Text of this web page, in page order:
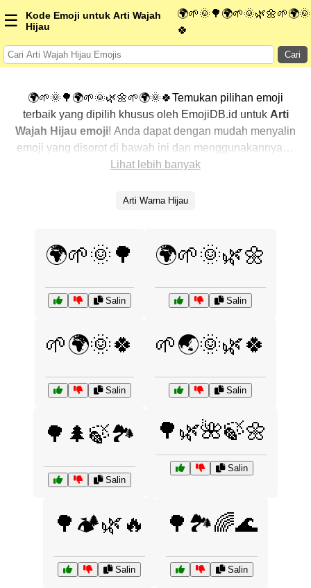
☰
Kode Emoji untuk Arti Wajah
Hijau
🌍🌱🌞🌳🌍🌱🌞🌿🌼🌱🌍🌞
🍀
Cari
🌍🌱🌞🌳🌍🌱🌞🌿🌼🌱🌍🌞🍀Temukan pilihan emoji
terbaik yang dipilih khusus oleh EmojiDB.id untuk Arti
Wajah Hijau emoji! Anda dapat dengan mudah menyalin
emoji yang disorot di bawah ini dan menggunakannya di
percakapan Anda untuk menambahkan sentuhan
dengan menampilkan yang paling populer terlebih
mengekspresikanArti Wajah Hijau dengan emoji
Lihat lebih banyak
Arti Warna Hijau
🌍🌱🌞🌳
Salin
🌍🌱🌞🌿🌼
Salin
🌱🌍🌞🍀
Salin
🌱🌏🌞🌿🍀
Salin
🌳🌲🍃🏞️
Salin
🌳🌿🌺🍃🌼
Salin
🌳🏕️🌿🔥
Salin
🌳🏞️🌈🌊
Salin